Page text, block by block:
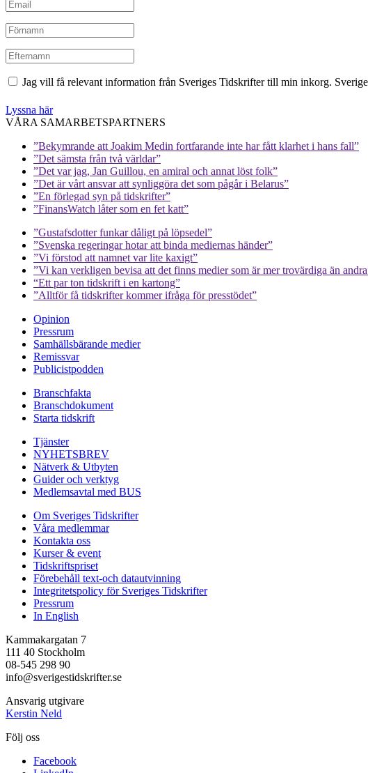
Jag vill få relevant information från Sveriges Tidskrifter till min inkorg.
Lyssna här
VÅRA SAMARBETSPARTNERS
”Bekymrande att Joakim Medin fortfarande inte har fått klarhet i hans fall”
”Det sämsta från två världar”
”Det var jag, Jan Guillou, en amiral och annat löst folk”
”Det är vårt ansvar att synliggöra det som pågår i Belarus”
”En förlegad syn på tidskrifter”
”FinansWatch låter som en fet katt”
”Gustafsdotter funkar dåligt på löpsedel”
”Svenska regeringar hotar att binda mediernas händer”
”Vi förstod att namnet var lite kaxigt”
”Vi kan verkligen bevisa att det finns medier som är mer trovärdiga än
“Ett par ton tidskrift i en kartong”
”Alltför få tidskrifter kommer ifråga för presstödet”
Opinion
Pressrum
Samhällsbärande medier
Remissvar
Publicistpodden
Branschfakta
Branschdokument
Starta tidskrift
Tjänster
NYHETSBREV
Nätverk & Utbyten
Guider och verktyg
Medlemsavtal med BUS
Om Sveriges Tidskrifter
Våra medlemmar
Kontakta oss
Kurser & event
Tidskriftspriset
Förebehåll text-och datautvinning
Integritetspolicy för Sveriges Tidskrifter
Pressrum
In English
Kammakargatan 7
111 40 Stockholm
08-545 298 90
info@sverigestidskrifter.se
Ansvarig utgivare
Kerstin Neld
Följ oss
Facebook